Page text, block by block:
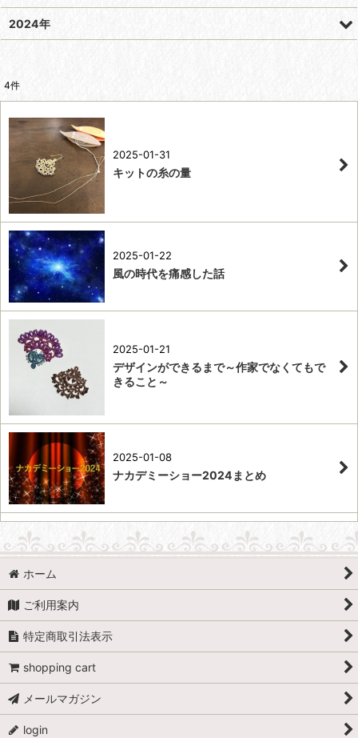
4件
2025-01-31
キットの糸の量
2025-01-22
風の時代を痛感した話
2025-01-21
デザインができるまで～作家でなくてもで
きること～
2025-01-08
ナカデミーショー2024まとめ
2024年
ホーム
ご利用案内
特定商取引法表示
shopping cart
メールマガジン
login